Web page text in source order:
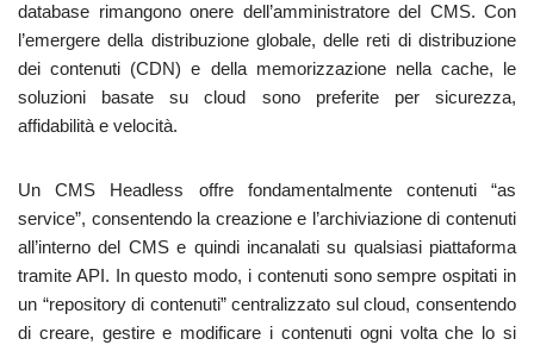
database rimangono onere dell’amministratore del CMS. Con
l’emergere della distribuzione globale, delle reti di distribuzione
dei contenuti (CDN) e della memorizzazione nella cache, le
soluzioni basate su cloud sono preferite per sicurezza,
affidabilità e velocità.
Un CMS Headless offre fondamentalmente contenuti “as
service”, consentendo la creazione e l’archiviazione di contenuti
all’interno del CMS e quindi incanalati su qualsiasi piattaforma
tramite API. In questo modo, i contenuti sono sempre ospitati in
un “repository di contenuti” centralizzato sul cloud, consentendo
di creare, gestire e modificare i contenuti ogni volta che lo si